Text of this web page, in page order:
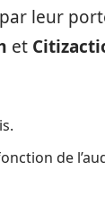
leur
et
de